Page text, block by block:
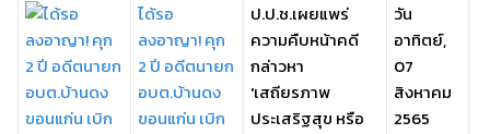
ได้รอ
ลงอาญา! คุก
2 ปี อดีตนายก
อบต.บ้านดง
ขอนแก่น เบิก
ป.ป.ช.เผยแพร่
ความคืบหน้าคดี
กล่าวหา
'เสถียรภาพ
ประเสริฐสุข หรือ
วัน
อาทิตย์,
07
สิงหาคม
2565